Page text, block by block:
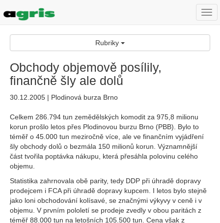
Rubriky
Obchody objemově posílily,
finančně šly ale dolů
30.12.2005 | Plodinová burza Brno
Celkem 286.794 tun zemědělských komodit za 975,8 milionu
korun prošlo letos přes Plodinovou burzu Brno (PBB). Bylo to
téměř o 45.000 tun meziročně více, ale ve finančním vyjádření
šly obchody dolů o bezmála 150 milionů korun. Významnější
část tvořila poptávka nákupu, která přesáhla polovinu celého
objemu.
Statistika zahrnovala obě parity, tedy DDP při úhradě dopravy
prodejcem i FCA při úhradě dopravy kupcem. I letos bylo stejně
jako loni obchodování kolísavé, se značnými výkyvy v ceně i v
objemu. V prvním pololetí se prodeje zvedly v obou paritách z
téměř 88.000 tun na letošních 105.500 tun. Cena však z